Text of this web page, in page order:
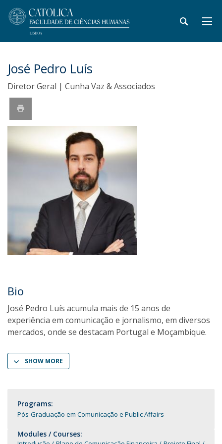
José Pedro Luís
Diretor Geral | Cunha Vaz & Associados
Bio
José Pedro Luís acumula mais de 15 anos de
experiência em comunicação e jornalismo, em diversos
mercados, onde se destacam Portugal e Moçambique.
SHOW MORE
Programs:
Pós-Graduação em Comunicação e Public Affairs
Modules / Courses: